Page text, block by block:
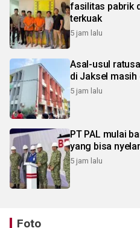
fasilitas pabrik di Balaraja, motifnya pun
terkuak
5 jam lalu
Asal-usul
di Jaksel masih
5 jam lalu
PT PAL mulai
yang bisa
5 jam lalu
Foto